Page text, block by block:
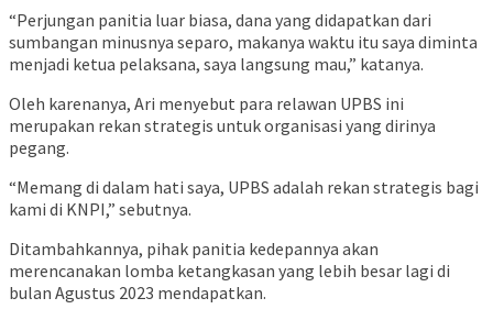
“Perjungan panitia luar biasa, dana yang didapatkan dari
sumbangan minusnya separo, makanya waktu itu saya diminta
menjadi ketua pelaksana, saya langsung mau,” katanya.
Oleh karenanya, Ari menyebut para relawan UPBS ini
merupakan rekan strategis untuk organisasi yang dirinya
pegang.
“Memang di dalam hati saya, UPBS adalah rekan strategis bagi
kami di KNPI,” sebutnya.
Ditambahkannya, pihak panitia kedepannya akan
merencanakan lomba ketangkasan yang lebih besar lagi di
bulan Agustus 2023 mendapatkan.